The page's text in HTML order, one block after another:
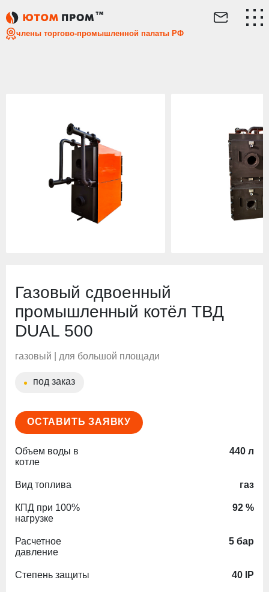
члены торгово-промышленной палаты РФ
Газовый сдвоенный
промышленный котёл ТВД
DUAL 500
газовый | для большой площади
под заказ
ОСТАВИТЬ ЗАЯВКУ
Объем воды в
котле
440 л
Вид топлива газ
КПД при 100%
нагрузке
92 %
Расчетное
давление
5 бар
Степень защиты 40 IP